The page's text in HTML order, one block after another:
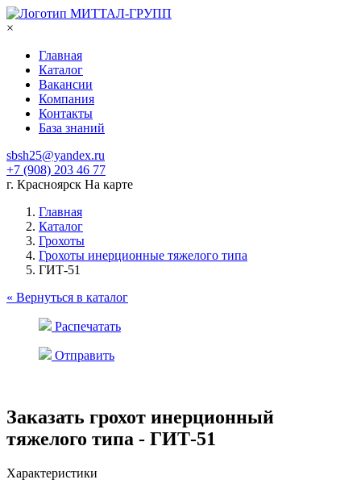
МИТТАЛ-ГРУПП
×
Главная
Каталог
Вакансии
Компания
Контакты
База знаний
sbsh25@yandex.ru
+7 (908) 203 46 77
г. Красноярск На карте
Главная
Каталог
Грохоты
Грохоты инерционные тяжелого типа
ГИТ-51
« Вернуться в каталог
Распечатать
Отправить
Заказать грохот инерционный
тяжелого типа - ГИТ-51
Характеристики